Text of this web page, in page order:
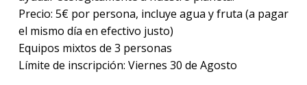
Precio: 5€ por persona, incluye agua y fruta (a pagar
el mismo día en efectivo justo)
Equipos mixtos de 3 personas
Límite de inscripción: Viernes 30 de Agosto